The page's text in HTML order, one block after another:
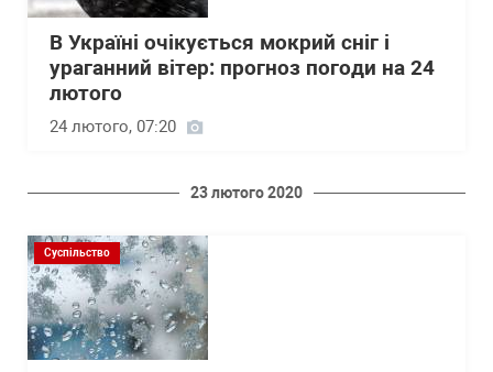
В Україні очікується мокрий сніг і
ураганний вітер: прогноз погоди на 24
лютого
24 лютого, 07:20
23 лютого 2020
Суспільство